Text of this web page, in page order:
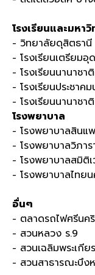
โรงเรียนและมหา
- วิทยาลัยดุสิตธานี
- โรงเรียนเตรียม
- โรงเรียนนานาชา
- โรงเรียนประชาค
- โรงเรียนนานาช
โรงพยาบาล
- โรงพยาบาลสินแ
- โรงพยาบาลวิภา
- โรงพยาบาลสมิติ
- โรงพยาบาลไทย
อื่นๆ
- ตลาดรถไฟศรีนค
- สวนหลวง ร.9
- สวนเฉลิมพระเกีย
- สวนสาธารณะบึง